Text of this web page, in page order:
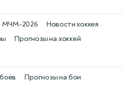
Новости хоккея
Прогнозы на хоккей
МЧМ-2026
Прогнозы на бои